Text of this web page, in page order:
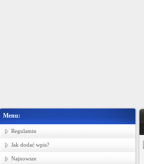
Menu:
Regulamin
Jak dodać wpis?
Najnowsze